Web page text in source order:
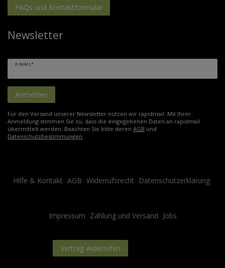
FAQs und Kontaktformular
Newsletter
E-MAIL*
Anmelden
Für den Versand unserer Newsletter nutzen wir rapidmail. Mit Ihrer
Anmeldung stimmen Sie zu, dass die eingegebenen Daten an rapidmail
übermittelt werden. Beachten Sie bitte deren AGB und
Datenschutzbestimmungen.
Hilfe & Kontakt AGB Widerrufsrecht Datenschutzerklärung
Impressum Zahlung und Versand Jobs
Vertrag widerrufen